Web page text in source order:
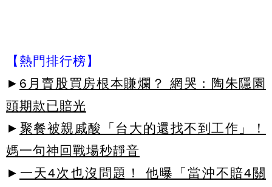
【熱門排行榜】
► 6月賣股買房根本賺爛？ 網哭：陶朱隱園
頭期款已賠光
► 聚餐被親戚酸「台大的還找不到工作」！
媽一句神回戰場秒靜音
► 一天4次也沒問題！ 他曝「當沖不賠4關